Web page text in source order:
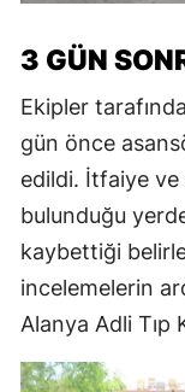
3 GÜN
Ekipler
gün önce
edildi. İtfaiye ve
bulunduğu
kaybettiği
incelemelerin
Alanya Adli Tıp